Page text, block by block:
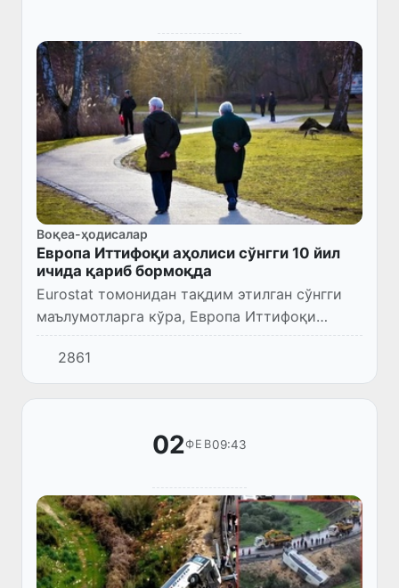
Воқеа-ҳодисалар
Европа Иттифоқи аҳолиси сўнгги 10 йил
ичида қариб бормоқда
Eurostat томонидан тақдим этилган сўнгги
маълумотларга кўра, Европа Иттифоқи
аҳолисининг ярми 44,9 ёшдан ошган, қолган
ярми эса бу ёшдан кичик.
2861
02ФЕВ09:43